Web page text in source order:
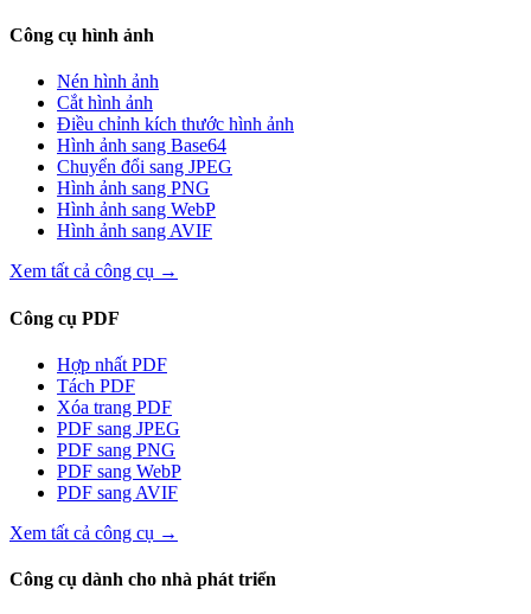
Công cụ hình ảnh
Nén hình ảnh
Cắt hình ảnh
Điều chỉnh kích thước hình ảnh
Hình ảnh sang Base64
Chuyển đổi sang JPEG
Hình ảnh sang PNG
Hình ảnh sang WebP
Hình ảnh sang AVIF
Xem tất cả công cụ →
Công cụ PDF
Hợp nhất PDF
Tách PDF
Xóa trang PDF
PDF sang JPEG
PDF sang PNG
PDF sang WebP
PDF sang AVIF
Xem tất cả công cụ →
Công cụ dành cho nhà phát triển